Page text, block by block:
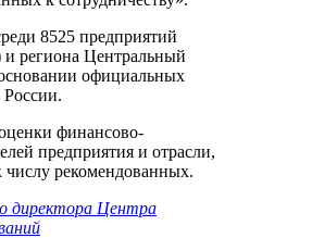
8525 предприятий
региона Центральный
официальных
финансово-
предприятия и отрасли,
числу рекомендованных.
директора Центра